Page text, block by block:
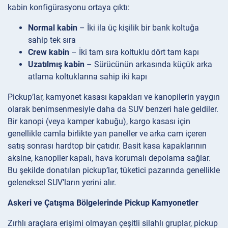
kabin konfigürasyonu ortaya çıktı:
Normal kabin – İki ila üç kişilik bir bank koltuğa
sahip tek sıra
Crew kabin – İki tam sıra koltuklu dört tam kapı
Uzatılmış kabin – Sürücünün arkasında küçük arka
atlama koltuklarına sahip iki kapı
Pickup’lar, kamyonet kasası kapakları ve kanopilerin yaygın
olarak benimsenmesiyle daha da SUV benzeri hale geldiler.
Bir kanopi (veya kamper kabuğu), kargo kasası için
genellikle camla birlikte yan paneller ve arka cam içeren
satış sonrası hardtop bir çatıdır. Basit kasa kapaklarının
aksine, kanopiler kapalı, hava korumalı depolama sağlar.
Bu şekilde donatılan pickup’lar, tüketici pazarında genellikle
geleneksel SUV’ların yerini alır.
Askeri ve Çatışma Bölgelerinde Pickup Kamyonetler
Zırhlı araçlara erişimi olmayan çeşitli silahlı gruplar, pickup